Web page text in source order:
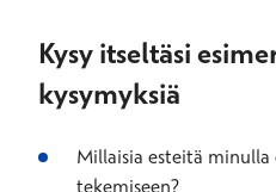
Kysy itseltäsi
kysymyksiä
Millaisia esteitä
tekemiseen?